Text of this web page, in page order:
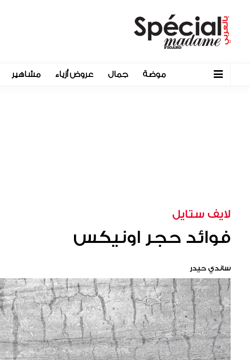
موضة جمال عروض أزياء مشاهير
لايف ستايل
فوائد حجر اونيكس
ساندي حيدر